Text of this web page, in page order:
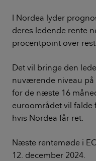
I Nordea lyder
deres ledende rente
procentpoint over
Det vil bringe den
nuværende niveau på
for de næste 16
euroområdet vil falde
hvis Nordea får ret.
Næste rentemøde i
12. december 2024.